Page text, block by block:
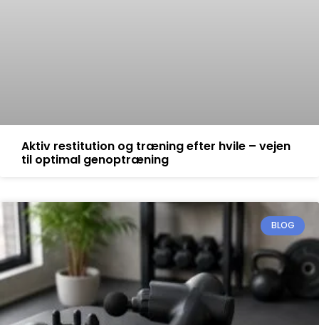
Aktiv restitution og træning efter hvile – vejen
til optimal genoptræning
BLOG